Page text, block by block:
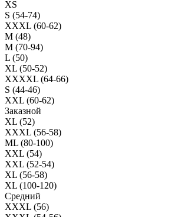
XS
S (54-74)
XXXL (60-62)
M (48)
M (70-94)
L (50)
XL (50-52)
XXXXL (64-66)
S (44-46)
XXL (60-62)
Заказной
XL (52)
XXXL (56-58)
ML (80-100)
XXL (54)
XXL (52-54)
XL (56-58)
XL (100-120)
Средний
XXXL (56)